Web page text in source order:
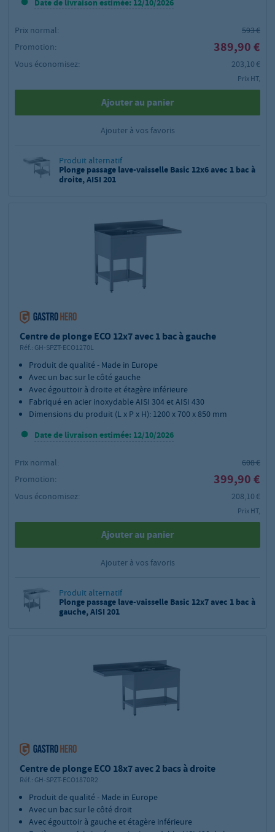
Date de livraison estimée: 12/10/2026
Prix normal:
593 €
Promotion:
389,90 €
Vous économisez: 203,10 €
Prix HT,
Ajouter au panier
Ajouter à vos favoris
Produit alternatif
Plonge passage lave-vaisselle Basic 12x6 avec 1 bac à
droite, AISI 201
Centre de plonge ECO 12x7 avec 1 bac à gauche
Réf.: GH-SPZT-ECO1270L
Produit de qualité - Made in Europe
Avec un bac sur le côté gauche
Avec égouttoir à droite et étagère inférieure
Fabriqué en acier inoxydable AISI 304 et AISI 430
Dimensions du produit (L x P x H): 1200 x 700 x 850 mm
Date de livraison estimée: 12/10/2026
Prix normal:
608 €
Promotion:
399,90 €
Vous économisez: 208,10 €
Prix HT,
Ajouter au panier
Ajouter à vos favoris
Produit alternatif
Plonge passage lave-vaisselle Basic 12x7 avec 1 bac à
gauche, AISI 201
Centre de plonge ECO 18x7 avec 2 bacs à droite
Réf.: GH-SPZT-ECO1870R2
Produit de qualité - Made in Europe
Avec un bac sur le côté droit
Avec égouttoir à gauche et étagère inférieure